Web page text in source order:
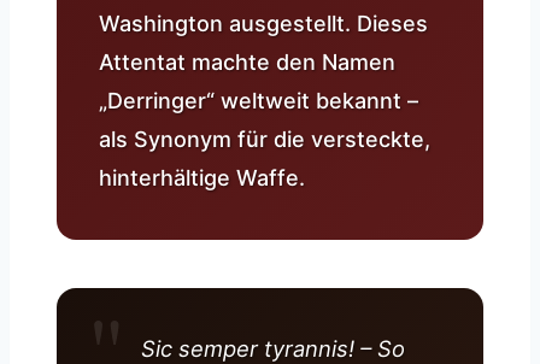
Washington ausgestellt. Dieses
Attentat machte den Namen
„Derringer“ weltweit bekannt –
als Synonym für die versteckte,
hinterhältige Waffe.
Sic semper tyrannis! – So